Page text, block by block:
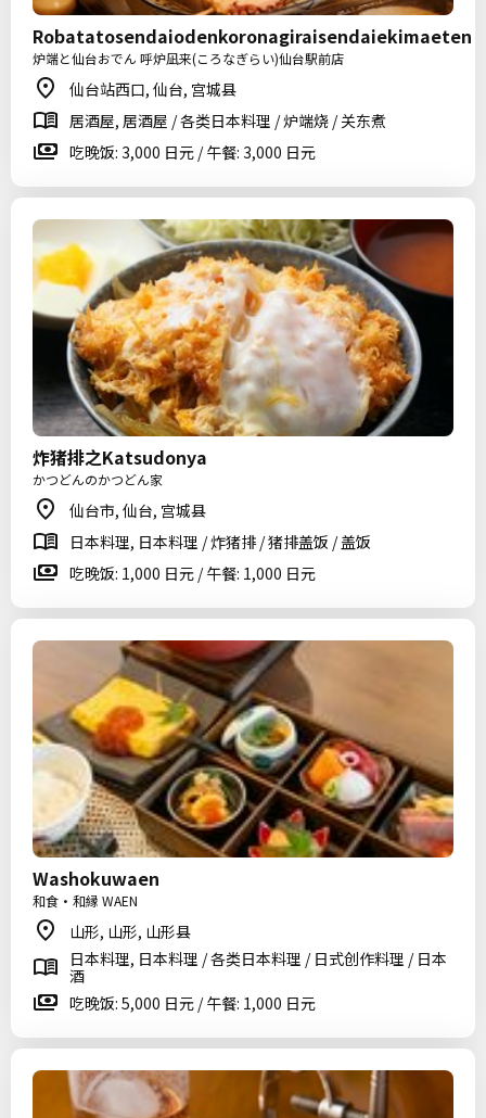
Robatatosendaiodenkoronagiraisendaiekimaeten
炉端と仙台おでん 呼炉凪来(ころなぎらい)仙台駅前店
仙台站西口, 仙台, 宫城县
居酒屋, 居酒屋 / 各类日本料理 / 炉端烧 / 关东煮
吃晚饭: 3,000 日元 / 午餐: 3,000 日元
炸猪排之Katsudonya
かつどんのかつどん家
仙台市, 仙台, 宫城县
日本料理, 日本料理 / 炸猪排 / 猪排盖饭 / 盖饭
吃晚饭: 1,000 日元 / 午餐: 1,000 日元
Washokuwaen
和食・和縁 WAEN
山形, 山形, 山形县
日本料理, 日本料理 / 各类日本料理 / 日式创作料理 / 日本
酒
吃晚饭: 5,000 日元 / 午餐: 1,000 日元